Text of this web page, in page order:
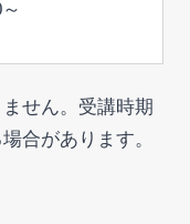
せん。受講時期
合があります。